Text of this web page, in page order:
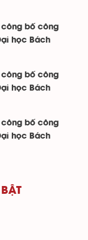
công bố công
học Bách
công bố công
học Bách
công bố công
học Bách